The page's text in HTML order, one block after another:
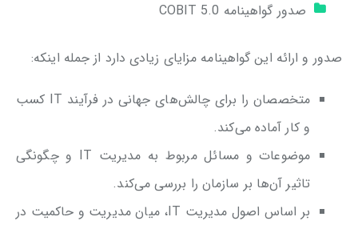
صدور گواهینامه COBIT 5.0
صدور و ارائه این گواهینامه مزایای زیادی دارد از جمله اینکه:
متخصصان را برای چالش‌های جهانی در فرآیند IT کسب
و کار آماده می‌کند.
موضوعات و مسائل مربوط به مدیریت IT و چگونگی
تاثیر آن‌ها بر سازمان را بررسی می‌کند.
بر اساس اصول مدیریت IT، میان مدیریت و حاکمیت در